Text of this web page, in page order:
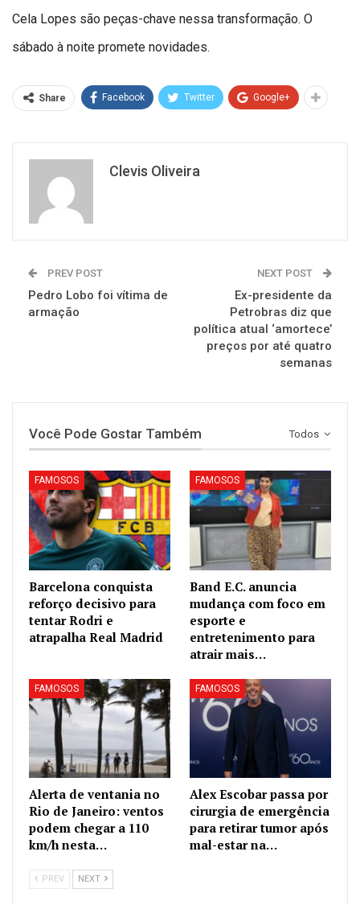
Cela Lopes são peças-chave nessa transformação. O
sábado à noite promete novidades.
Share Facebook Twitter Google+
Clevis Oliveira
PREV POST
Pedro Lobo foi vítima de
armação
NEXT POST
Ex-presidente da
Petrobras diz que
política atual ‘amortece’
preços por até quatro
semanas
Todos
Você Pode Gostar Também
FAMOSOS
Barcelona conquista
reforço decisivo para
tentar Rodri e
atrapalha Real Madrid
FAMOSOS
Band E.C. anuncia
mudança com foco em
esporte e
entretenimento para
atrair mais…
FAMOSOS
Alerta de ventania no
Rio de Janeiro: ventos
podem chegar a 110
km/h nesta…
FAMOSOS
Alex Escobar passa por
cirurgia de emergência
para retirar tumor após
mal-estar na…
PREV NEXT